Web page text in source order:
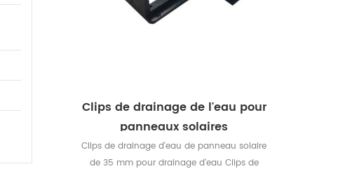
Clips de drainage de l'eau pour
panneaux solaires
Clips de drainage d'eau de panneau solaire
de 35 mm pour drainage d'eau Clips de